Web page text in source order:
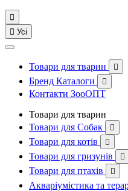

 Усі
Товари для тварин 
Бренд Каталоги 
Контакти ЗооОПТ
Товари для тварин
Товари для Собак

Товари для котів 
Товари для гризунів 
Товари для птахів 
Акваріумістика та